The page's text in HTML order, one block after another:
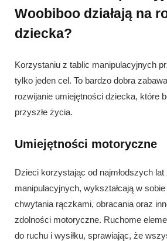
Woobiboo działają na
dziecka?
Korzystaniu z tablic manipulacyjnych
tylko jeden cel. To bardzo dobra
rozwijanie umiejętności dziecka, które
przyszłe życia.
Umiejętności motoryczne
Dzieci korzystając od najmłodszych lat
manipulacyjnych, wykształcają w
chwytania rączkami, obracania oraz
zdolności motoryczne. Ruchome
do ruchu i wysiłku, sprawiając, że